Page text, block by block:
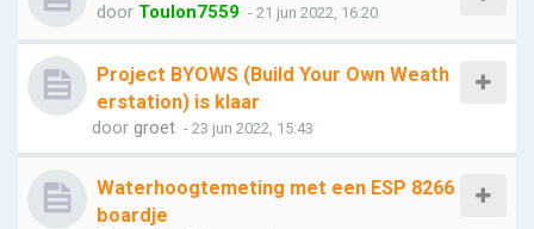
door Toulon7559 - 21 jun 2022, 16:20
Project BYOWS (Build Your Own Weath
erstation) is klaar
door groet - 23 jun 2022, 15:43
Waterhoogtemeting met een ESP 8266
boardje